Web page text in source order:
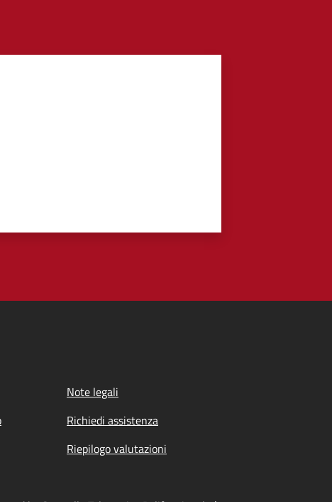
Note legali
Richiedi assistenza
Riepilogo valutazioni